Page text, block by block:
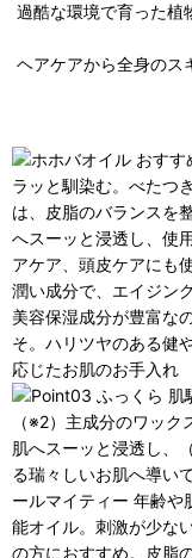
過酷な環境で育った植
ヘアケアから全身のス